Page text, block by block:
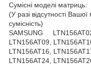
Сумісні моделі матриць:
(У разі відсутності
сумісність)
SAMSUNG
LTN156AT09,
LTN156AT16,
LTN156AT24,